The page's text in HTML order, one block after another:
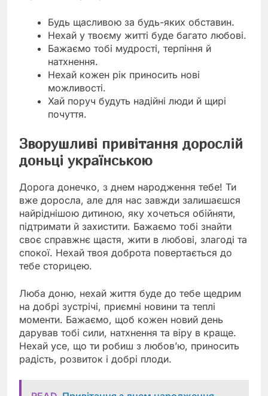
Будь щасливою за будь-яких обставин.
Нехай у твоєму житті буде багато любові.
Бажаємо тобі мудрості, терпіння й
натхнення.
Нехай кожен рік приносить нові
можливості.
Хай поруч будуть надійні люди й щирі
почуття.
Зворушливі привітання дорослій
доньці українською
Дорога донечко, з днем народження тебе! Ти
вже доросла, але для нас завжди залишаєшся
найріднішою дитиною, яку хочеться обійняти,
підтримати й захистити. Бажаємо тобі знайти
своє справжнє щастя, жити в любові, злагоді та
спокої. Нехай твоя доброта повертається до
тебе сторицею.
Люба доню, нехай життя буде до тебе щедрим
на добрі зустрічі, приємні новини та теплі
моменти. Бажаємо, щоб кожен новий день
дарував тобі сили, натхнення та віру в краще.
Нехай усе, що ти робиш з любов’ю, приносить
радість, розвиток і добрі плоди.